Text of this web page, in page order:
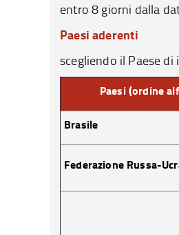
entro 8 giorni dalla
Paesi aderenti
scegliendo il Paese
Paesi (ordine
Brasile
Federazione Russa-